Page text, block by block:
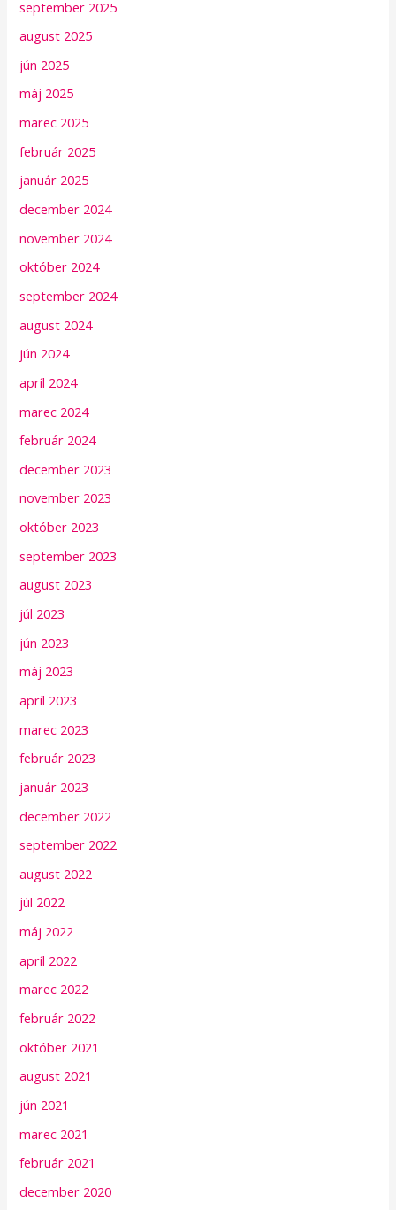
september 2025
august 2025
jún 2025
máj 2025
marec 2025
február 2025
január 2025
december 2024
november 2024
október 2024
september 2024
august 2024
jún 2024
apríl 2024
marec 2024
február 2024
december 2023
november 2023
október 2023
september 2023
august 2023
júl 2023
jún 2023
máj 2023
apríl 2023
marec 2023
február 2023
január 2023
december 2022
september 2022
august 2022
júl 2022
máj 2022
apríl 2022
marec 2022
február 2022
október 2021
august 2021
jún 2021
marec 2021
február 2021
december 2020